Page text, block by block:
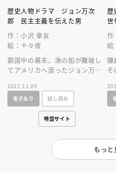
歴史人物ドラマ ジョン万次
郎 民主主義を伝えた男
作：小沢 章友
絵：十々夜
鎖国中の幕末、漁の船が難破し
てアメリカへ渡ったジョン万次
日米外交の場で活躍します。激
動の生涯！
2022.11.09
電子あり
試し読み
特設サイト
世
作
絵
鎌
そ
陰
もっと